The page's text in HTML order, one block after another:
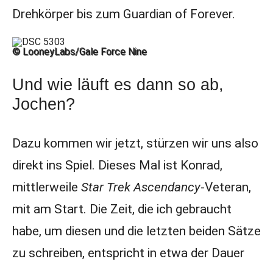
Drehkörper bis zum Guardian of Forever.
© LooneyLabs/Gale Force Nine
Und wie läuft es dann so ab,
Jochen?
Dazu kommen wir jetzt, stürzen wir uns also
direkt ins Spiel. Dieses Mal ist Konrad,
mittlerweile Star Trek Ascendancy-Veteran,
mit am Start. Die Zeit, die ich gebraucht
habe, um diesen und die letzten beiden Sätze
zu schreiben, entspricht in etwa der Dauer